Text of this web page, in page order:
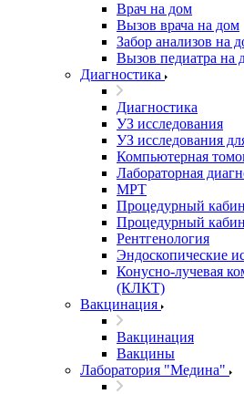
Врач на дом
Вызов врача на дом
Забор анализов на
Вызов педиатра на
Диагностика
Диагностика
УЗ исследования
УЗ исследования
Компьютерная
Лабораторная
МРТ
Процедурный
Процедурный
Рентгенология
Эндоскопические
Конусно-лучевая
(КЛКТ)
Вакцинация
Вакцинация
Вакцины
Лаборатория "Медина"